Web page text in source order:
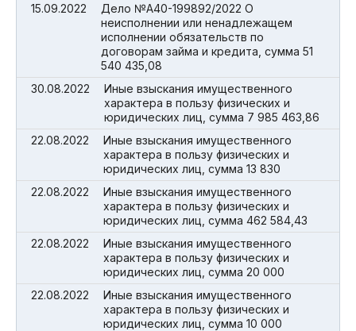
15.09.2022
Дело №А40-199892/2022 О
неисполнении или ненадлежащем
исполнении обязательств по
договорам займа и кредита, сумма 51
540 435,08
30.08.2022
Иные взыскания имущественного
характера в пользу физических и
юридических лиц, сумма 7 985 463,86
22.08.2022
Иные взыскания имущественного
характера в пользу физических и
юридических лиц, сумма 13 830
22.08.2022
Иные взыскания имущественного
характера в пользу физических и
юридических лиц, сумма 462 584,43
22.08.2022
Иные взыскания имущественного
характера в пользу физических и
юридических лиц, сумма 20 000
22.08.2022
Иные взыскания имущественного
характера в пользу физических и
юридических лиц, сумма 10 000